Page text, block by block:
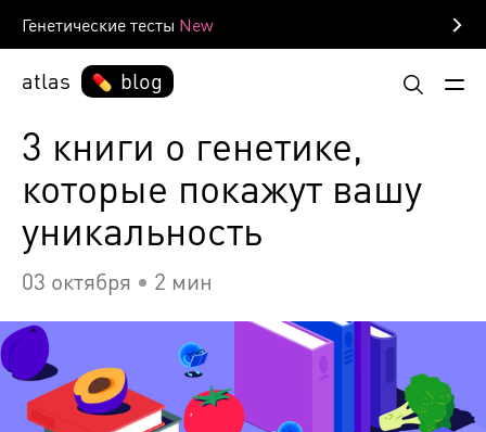
Генетические тесты
atlas blog
3 книги о генетике,
которые покажут вашу
уникальность
03 октября 2 мин